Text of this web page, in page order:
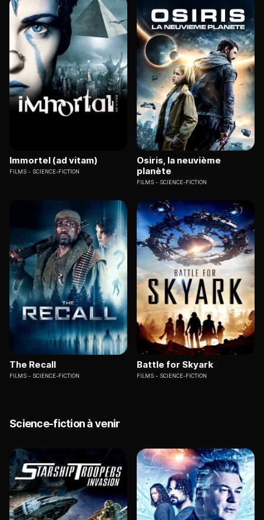
Immortel (ad vitam)
FILMS SCIENCE-FICTION
Osiris, la neuvième
planète
FILMS SCIENCE-FICTION
The Recall
FILMS SCIENCE-FICTION
Battle for Skyark
FILMS SCIENCE-FICTION
Science-fiction à venir